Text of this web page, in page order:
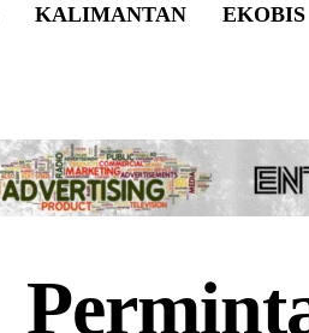
KALIMANTAN EKOBIS